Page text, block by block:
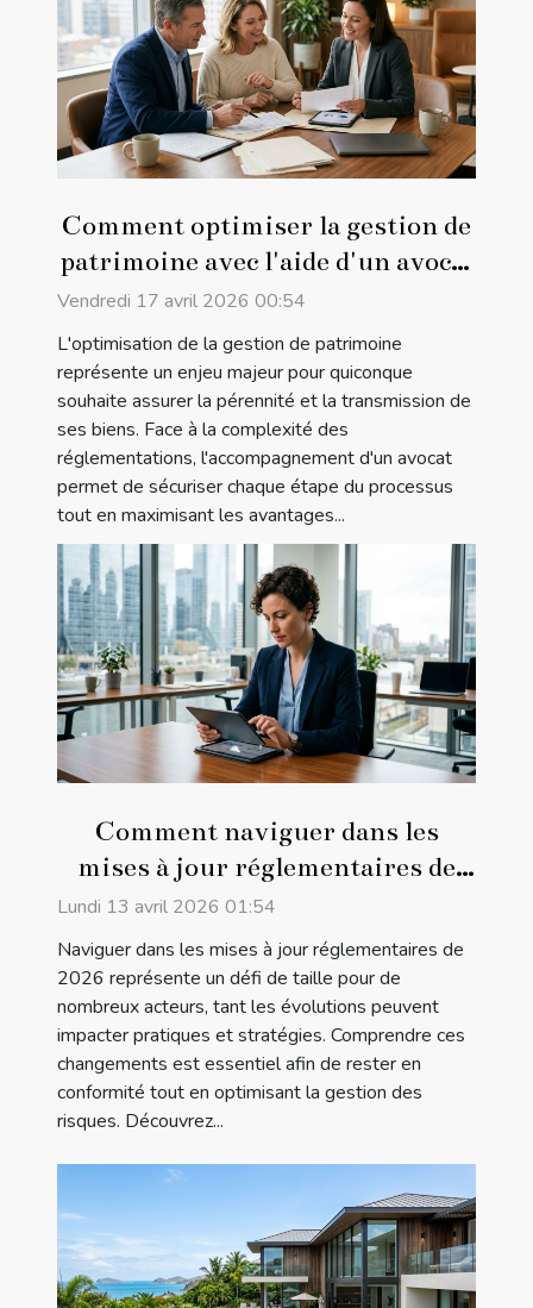
Comment optimiser la gestion de
patrimoine avec l'aide d'un avocat
?
Vendredi 17 avril 2026 00:54
L'optimisation de la gestion de patrimoine
représente un enjeu majeur pour quiconque
souhaite assurer la pérennité et la transmission de
ses biens. Face à la complexité des
réglementations, l'accompagnement d'un avocat
permet de sécuriser chaque étape du processus
tout en maximisant les avantages...
Comment naviguer dans les
mises à jour réglementaires de
2026 ?
Lundi 13 avril 2026 01:54
Naviguer dans les mises à jour réglementaires de
2026 représente un défi de taille pour de
nombreux acteurs, tant les évolutions peuvent
impacter pratiques et stratégies. Comprendre ces
changements est essentiel afin de rester en
conformité tout en optimisant la gestion des
risques. Découvrez...